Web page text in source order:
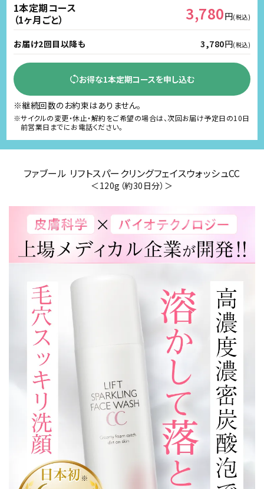
1本定期コース
（1ヶ月ごと）
3,780円(税込)
お届け2回目以降も 3,780円(税込)
お得な1本定期コースを申し込む
※継続回数のお約束はありません。
※サイクルの変更・休止・解約をご希望の場合は、次回お届け予定日の10日
前営業日までにお電話ください。
ファブール リフトスパークリングフェイスウォッシュCC
＜120g（約30日分）＞